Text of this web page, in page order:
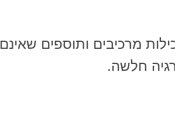
מרכיבים ותוספים שאינם
חלשה.